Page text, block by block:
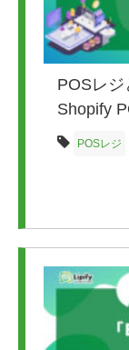
POSレ
Shopify
POSレジ